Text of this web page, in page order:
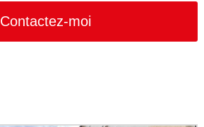
Contactez-moi